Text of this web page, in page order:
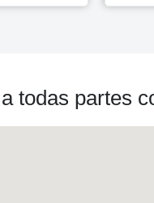
todas partes